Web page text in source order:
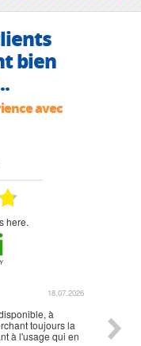
bien
avec
here.
18.07.2026
à
toujours la
à l'usage qui en